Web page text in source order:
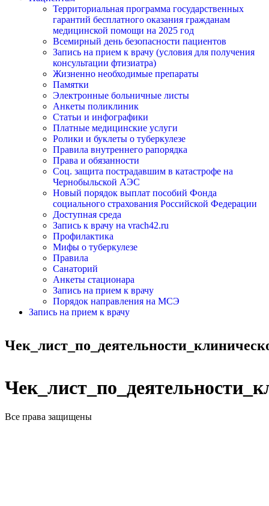
Территориальная программа государственных
гарантий бесплатного оказания гражданам
медицинской помощи на 2025 год
Всемирный день безопасности пациентов
Запись на прием к врачу (условия для получения
консультации фтизиатра)
Жизненно необходимые препараты
Памятки
Электронные больничные листы
Анкеты поликлиник
Статьи и инфографики
Платные медицинские услуги
Ролики и буклеты о туберкулезе
Правила внутреннего рапорядка
Права и обязанности
Соц. защита пострадавшим в катастрофе на
Чернобыльской АЭС
Новый порядок выплат пособий Фонда
социального страхования Российской Федерации
Доступная среда
Запись к врачу на vrach42.ru
Профилактика
Мифы о туберкулезе
Правила
Санаторий
Анкеты стационара
Запись на прием к врачу
Порядок направления на МСЭ
Запись на прием к врачу
Все права защищены